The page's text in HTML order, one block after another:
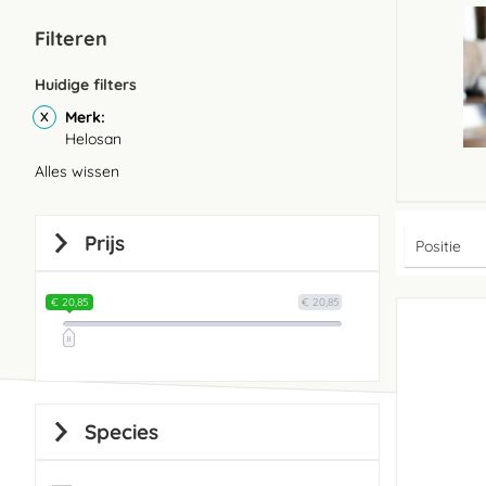
Filteren
Huidige filters
Merk
Helosan
Alles wissen
Prijs
€ 20,85
€ 20,85
Species